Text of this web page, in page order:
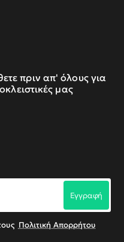
πριν απ' όλους για
μας
Εγγραφή
Πολιτική Απορρήτου